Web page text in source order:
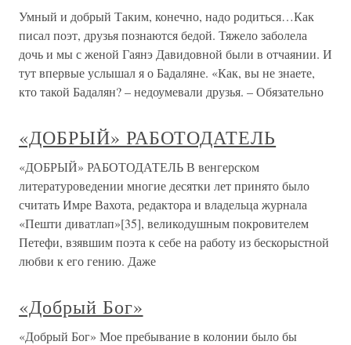
Умный и добрый Таким, конечно, надо родиться…Как
писал поэт, друзья познаются бедой. Тяжело заболела
дочь и мы с женой Гаянэ Давидовной были в отчаянии. И
тут впервые услышал я о Бадаляне. «Как, вы не знаете,
кто такой Бадалян? – недоумевали друзья. – Обязательно
«ДОБРЫЙ» РАБОТОДАТЕЛЬ
«ДОБРЫЙ» РАБОТОДАТЕЛЬ В венгерском
литературоведении многие десятки лет принято было
считать Имре Вахота, редактора и владельца журнала
«Пешти диватлап»[35], великодушным покровителем
Петефи, взявшим поэта к себе на работу из бескорыстной
любви к его гению. Даже
«Добрый Бог»
«Добрый Бог» Мое пребывание в колонии было бы